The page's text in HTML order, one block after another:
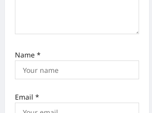
Name *
Email *